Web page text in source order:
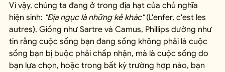
Vì vậy, chúng ta đang ở trong địa hạt của chủ nghĩa
hiện sinh: "Địa ngục là những kẻ khác" (L'enfer, c'est les
autres). Giống như Sartre và Camus, Phillips dường như
tin rằng cuộc sống bạn đang sống không phải là cuộc
sống bạn bị buộc phải chấp nhận, mà là cuộc sống do
bạn lựa chọn, hoặc trong bất kỳ trường hợp nào, bạn